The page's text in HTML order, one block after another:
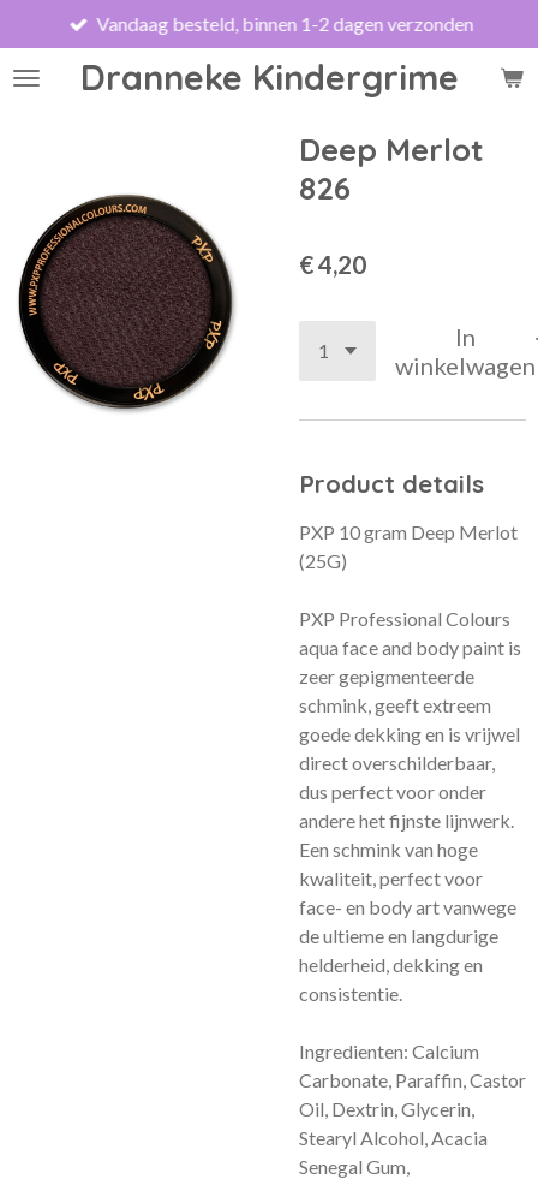
direct
naar
Dranneke Kindergrime
Vandaag besteld, binnen 1-2 dagen verzonden
Deep Merlot
826
€ 4,20
In
winkelwagen
Product details
PXP 10 gram Deep Merlot
(25G)
PXP Professional Colours
aqua face and body paint is
zeer gepigmenteerde
schmink, geeft extreem
goede dekking en is vrijwel
direct overschilderbaar,
dus perfect voor onder
andere het fijnste lijnwerk.
Een schmink van hoge
kwaliteit, perfect voor
face- en body art vanwege
de ultieme en langdurige
helderheid, dekking en
consistentie.
Ingredienten: Calcium
Carbonate, Paraffin, Castor
Oil, Dextrin, Glycerin,
Stearyl Alcohol, Acacia
Senegal Gum,